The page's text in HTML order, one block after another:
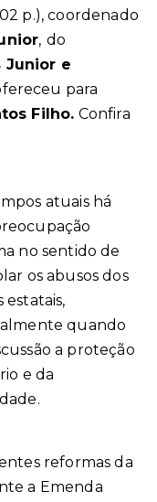
p.),coordenado
, do
Junior e
para
Filho. Confira
atuais há
no sentido de
os abusos dos
estatais,
quando
a proteção
e da
reformas da
a Emenda